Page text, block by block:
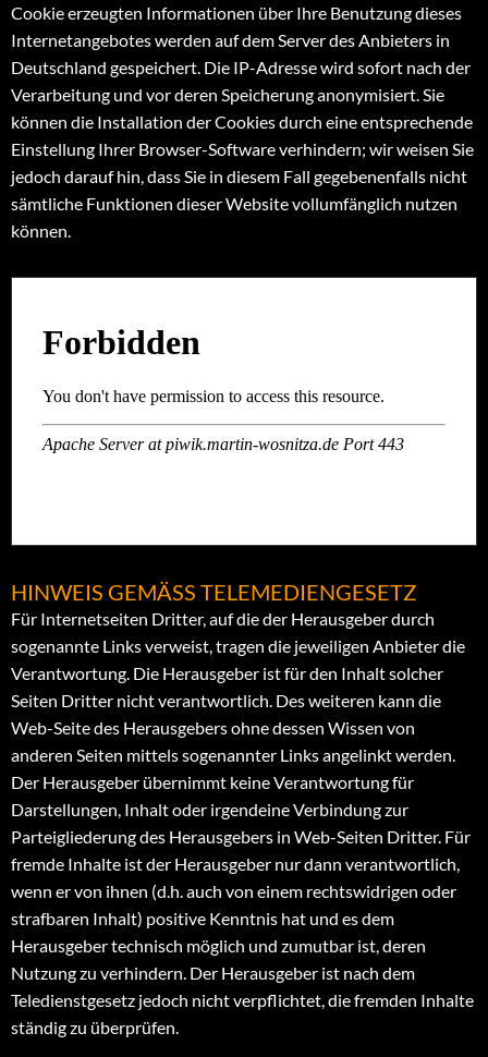
Cookie erzeugten Informationen über Ihre Benutzung dieses
Internetangebotes werden auf dem Server des Anbieters in
Deutschland gespeichert. Die IP-Adresse wird sofort nach der
Verarbeitung und vor deren Speicherung anonymisiert. Sie
können die Installation der Cookies durch eine entsprechende
Einstellung Ihrer Browser-Software verhindern; wir weisen Sie
jedoch darauf hin, dass Sie in diesem Fall gegebenenfalls nicht
sämtliche Funktionen dieser Website vollumfänglich nutzen
können.
HINWEIS GEMÄSS TELEMEDIENGESETZ
Für Internetseiten Dritter, auf die der Herausgeber durch
sogenannte Links verweist, tragen die jeweiligen Anbieter die
Verantwortung. Die Herausgeber ist für den Inhalt solcher
Seiten Dritter nicht verantwortlich. Des weiteren kann die
Web-Seite des Herausgebers ohne dessen Wissen von
anderen Seiten mittels sogenannter Links angelinkt werden.
Der Herausgeber übernimmt keine Verantwortung für
Darstellungen, Inhalt oder irgendeine Verbindung zur
Parteigliederung des Herausgebers in Web-Seiten Dritter. Für
fremde Inhalte ist der Herausgeber nur dann verantwortlich,
wenn er von ihnen (d.h. auch von einem rechtswidrigen oder
strafbaren Inhalt) positive Kenntnis hat und es dem
Herausgeber technisch möglich und zumutbar ist, deren
Nutzung zu verhindern. Der Herausgeber ist nach dem
Teledienstgesetz jedoch nicht verpflichtet, die fremden Inhalte
ständig zu überprüfen.